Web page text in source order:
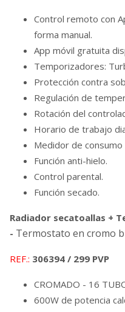
Control remoto con
forma manual.
App móvil gratuita
Temporizadores:
Protección contra
Regulación de
Rotación del
Horario de trabajo
Medidor de consumo
Función anti-hielo.
Control parental.
Función secado.
Radiador secatoallas +
- Termostato en cromo
REF.: 306394 / 299 PVP
CROMADO - 16
600W de potencia